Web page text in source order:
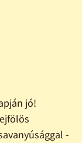
jó!
-